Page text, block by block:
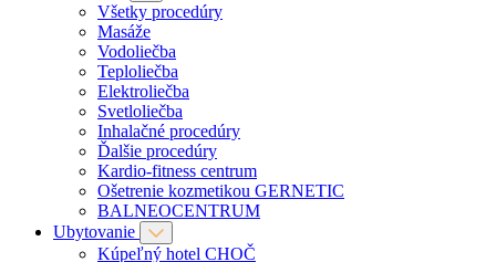
Všetky procedúry
Masáže
Vodoliečba
Teploliečba
Elektroliečba
Svetloliečba
Inhalačné procedúry
Ďalšie procedúry
Kardio-fitness centrum
Ošetrenie kozmetikou GERNETIC
BALNEOCENTRUM
Ubytovanie
Kúpeľný hotel CHOČ